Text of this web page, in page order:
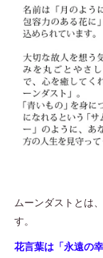
ムーンダストとは
す。
花言葉は「永遠の幸